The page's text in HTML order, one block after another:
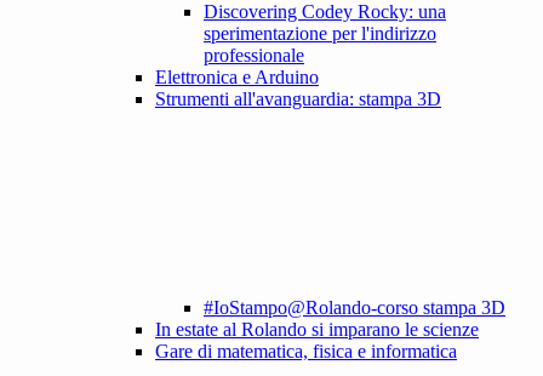
Discovering Codey Rocky: una
sperimentazione per l'indirizzo
professionale
Elettronica e Arduino
Strumenti all'avanguardia: stampa 3D
#IoStampo@Rolando-corso stampa 3D
In estate al Rolando si imparano le scienze
Gare di matematica, fisica e informatica